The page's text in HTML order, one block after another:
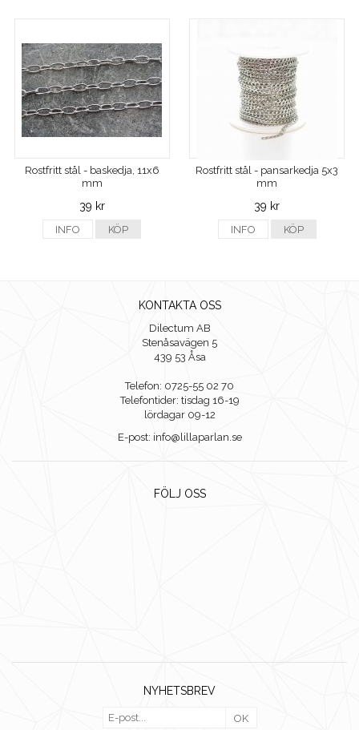
Rostfritt stål - baskedja, 11x6
mm
39 kr
INFO KÖP
Rostfritt stål - pansarkedja 5x3
mm
39 kr
INFO KÖP
KONTAKTA OSS
Dilectum AB
Stenåsavägen 5
439 53 Åsa
Telefon: 0725-55 02 70
Telefontider: tisdag 16-19
lördagar 09-12
E-post: info@lillaparlan.se
FÖLJ OSS
NYHETSBREV
OK